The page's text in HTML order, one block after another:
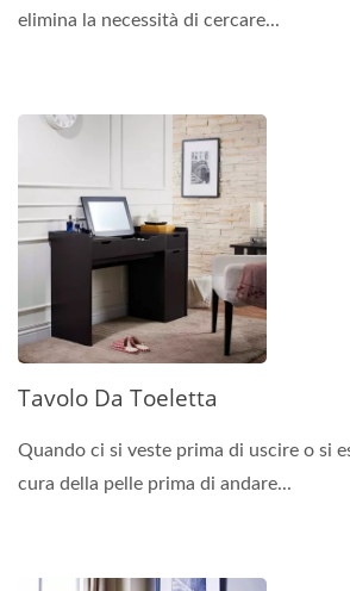
elimina la necessità di cercare...
Tavolo Da Toeletta
Quando ci si veste prima di uscire o si
cura della pelle prima di andare...